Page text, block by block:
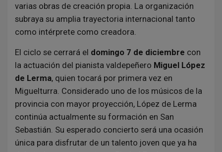
varias obras de creación propia. La organización
subraya su amplia trayectoria internacional tanto
como intérprete como creadora.
El ciclo se cerrará el domingo 7 de diciembre con
la actuación del pianista valdepeñero Miguel López
de Lerma, quien tocará por primera vez en
Miguelturra. Considerado uno de los músicos de la
provincia con mayor proyección, López de Lerma
continúa actualmente su formación en San
Sebastián. Su esperado concierto será una ocasión
única para disfrutar de un talento joven que ya ha